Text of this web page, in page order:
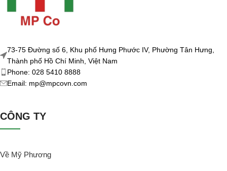
73-75 Đường số 6, Khu phố Hưng Phước IV, Phường Tân Hưng,
Thành phố Hồ Chí Minh, Việt Nam
Phone: 028 5410 8888
Email: mp@mpcovn.com
CÔNG TY
Về Mỹ Phương